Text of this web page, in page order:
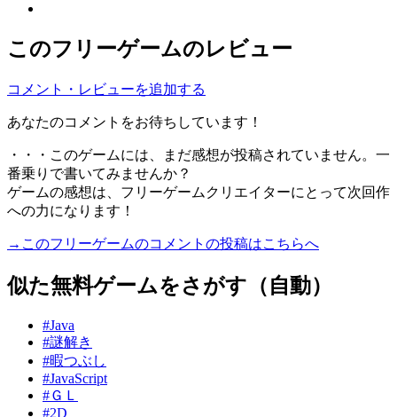
このフリーゲームのレビュー
コメント・レビューを追加する
あなたのコメントをお待ちしています！
・・・このゲームには、まだ感想が投稿されていません。一
番乗りで書いてみませんか？
ゲームの感想は、フリーゲームクリエイターにとって次回作
への力になります！
→このフリーゲームのコメントの投稿はこちらへ
似た無料ゲームをさがす（自動）
#Java
#謎解き
#暇つぶし
#JavaScript
#ＧＬ
#2D